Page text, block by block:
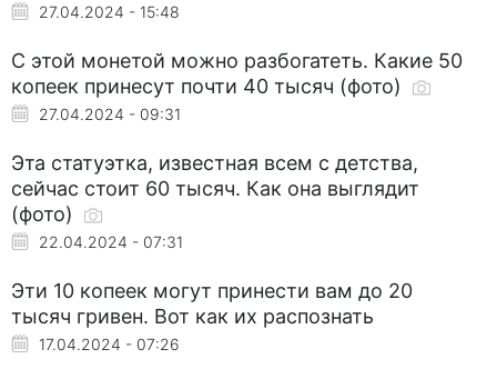
27.04.2024 - 15:48
С этой монетой можно разбогатеть. Какие 50
копеек принесут почти 40 тысяч (фото)
27.04.2024 - 09:31
Эта статуэтка, известная всем с детства,
сейчас стоит 60 тысяч. Как она выглядит
(фото)
22.04.2024 - 07:31
Эти 10 копеек могут принести вам до 20
тысяч гривен. Вот как их распознать
17.04.2024 - 07:26